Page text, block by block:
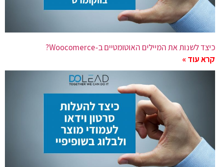
כיצד לשנות את המיילים האוטומטיים ב-Woocomerce?
קרא עוד »